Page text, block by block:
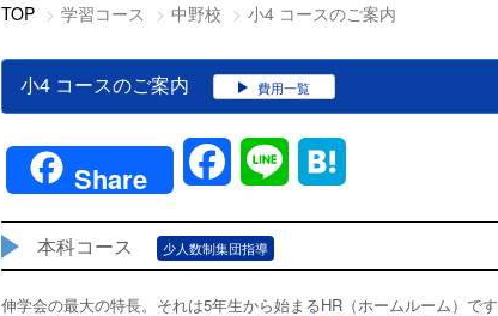
TOP 学習コース 中野校 小4 コースのご案内
小4 コースのご案内 費用一覧
Share FacebookLine
本科コース 少人数制集団指導
伸学会の最大の特長。それは5年生から始まるHR（ホームルーム）